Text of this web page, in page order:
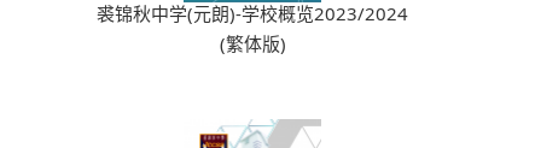
裘锦秋中学(元朗)-学校概览2023/2024
(繁体版)